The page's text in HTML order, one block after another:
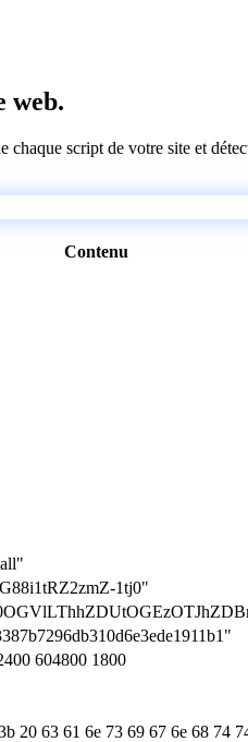
web.
script de votre site et
Contenu
1tj0"
604800 1800
20 63 61 6e 73 69 67 6e 68 74